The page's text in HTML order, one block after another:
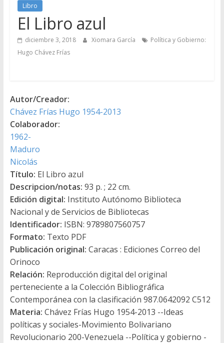
Libro
El Libro azul
diciembre 3, 2018 Xiomara García
Política y Gobierno:
Hugo Chávez Frías
Autor/Creador:
Chávez Frías Hugo 1954-2013
Colaborador:
1962-
Maduro
Nicolás
Título: El Libro azul
Descripcion/notas: 93 p. ; 22 cm.
Edición digital: Instituto Autónomo Biblioteca
Nacional y de Servicios de Bibliotecas
Identificador: ISBN: 9789807560757
Formato: Texto PDF
Publicación original: Caracas : Ediciones Correo del
Orinoco
Relación: Reproducción digital del original
perteneciente a la Colección Bibliográfica
Contemporánea con la clasificación 987.0642092 C512
Materia: Chávez Frías Hugo 1954-2013 --Ideas
políticas y sociales-Movimiento Bolivariano
Revolucionario 200-Venezuela --Política y gobierno -